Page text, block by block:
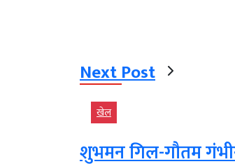
Next Post
खेल
शुभमन गिल-गौतम